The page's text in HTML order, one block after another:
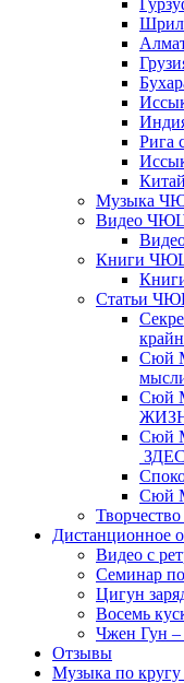
Рига
Музыка
Видео
Книги
Статьи
Сюй
Сюй
Сюй
Сюй
Дистанционное
Видео с
Семинар
Цигун
Восемь
Чжен Гун –
Отзывы
Музыка по